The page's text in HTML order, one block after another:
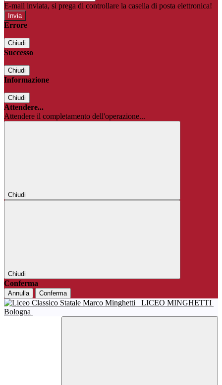
E-mail inviata, si prega di controllare la casella di posta elettronica!
Errore
Chiudi
Successo
Chiudi
Informazione
Chiudi
Attendere...
Attendere il completamento dell'operazione...
Chiudi
Chiudi
Conferma
Annulla Conferma
LICEO MINGHETTI
Bologna